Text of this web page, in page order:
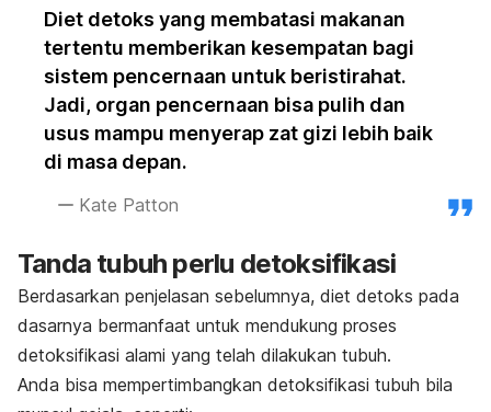
Diet detoks yang membatasi makanan
tertentu memberikan kesempatan bagi
sistem pencernaan untuk beristirahat.
Jadi, organ pencernaan bisa pulih dan
usus mampu menyerap zat gizi lebih baik
di masa depan.
Kate Patton
Tanda tubuh perlu detoksifikasi
Berdasarkan penjelasan sebelumnya, diet detoks pada
dasarnya bermanfaat untuk mendukung proses
detoksifikasi alami yang telah dilakukan tubuh.
Anda bisa mempertimbangkan detoksifikasi tubuh bila